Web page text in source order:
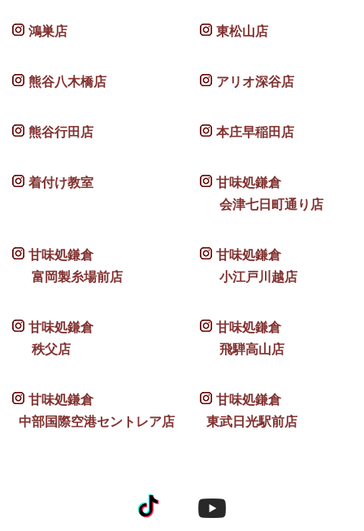
鴻巣店 東松山店
熊谷八木橋店 アリオ深谷店
熊谷行田店 本庄早稲田店
着付け教室
甘味処鎌倉
会津七日町通り店
甘味処鎌倉
富岡製糸場前店
甘味処鎌倉
小江戸川越店
甘味処鎌倉
秩父店
甘味処鎌倉
飛騨高山店
甘味処鎌倉
中部国際空港セントレア店
甘味処鎌倉
東武日光駅前店